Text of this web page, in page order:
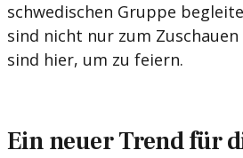
schwedischen Gruppe
sind nicht nur zum Zuschauen
sind hier, um zu feiern.
Ein neuer Trend für